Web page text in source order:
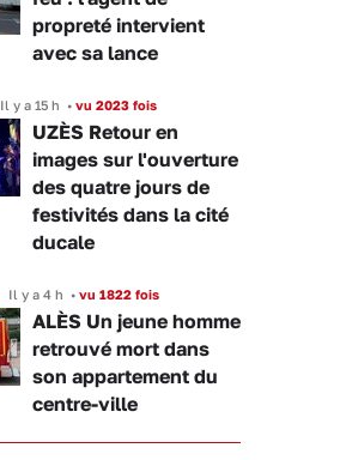
propreté intervient
avec sa lance
Il y a 15 h • vu 2023 fois
UZÈS Retour en
images sur l'ouverture
des quatre jours de
festivités dans la cité
ducale
Il y a 4 h • vu 1822 fois
ALÈS Un jeune homme
retrouvé mort dans
son appartement du
centre-ville